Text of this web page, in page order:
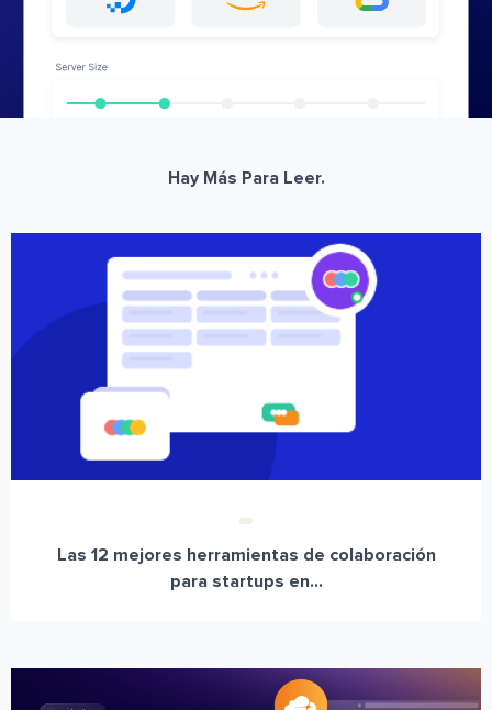
Hay Más Para Leer.
Las 12 mejores herramientas de colaboración
para startups en...